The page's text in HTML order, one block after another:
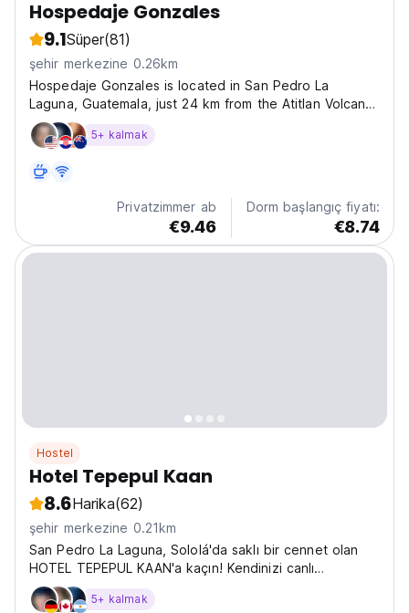
Hospedaje Gonzales
9.1Süper(81)
şehir merkezine 0.26km
Hospedaje Gonzales is located in San Pedro La
Laguna, Guatemala, just 24 km from the Atitlan Volcano,
and offers stunning views of Lake Atitlan. Every room
at the hostel feature views of either the lake or the
5+ kalmak
Privatzimmer ab
€9.46
Dorm başlangıç fiyatı:
€8.74
Hostel
Hotel Tepepul Kaan
8.6Harika(62)
şehir merkezine 0.21km
San Pedro La Laguna, Sololá'da saklı bir cennet olan
HOTEL TEPEPUL KAAN'a kaçın! Kendinizi canlı
Guatemala kültürüne bırakın ve sıcak ve büyüleyici bir
atmosferde rahatlayın. Ayaklarınızın altında doğal bir
5+ kalmak